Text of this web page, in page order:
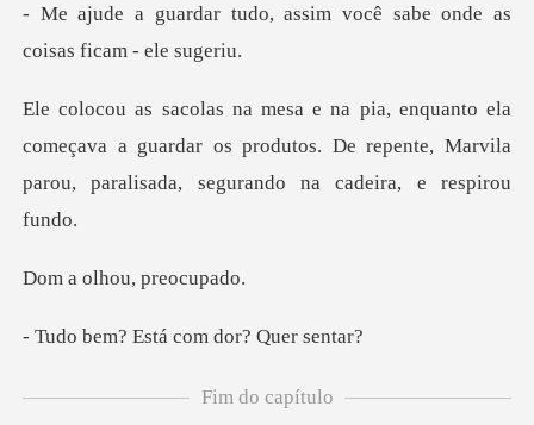
, assim você sabe onde as
começava a guardar os produtos. De repente, Marvila
par
lhou, pr
Está com dor?
Fim do capítulo